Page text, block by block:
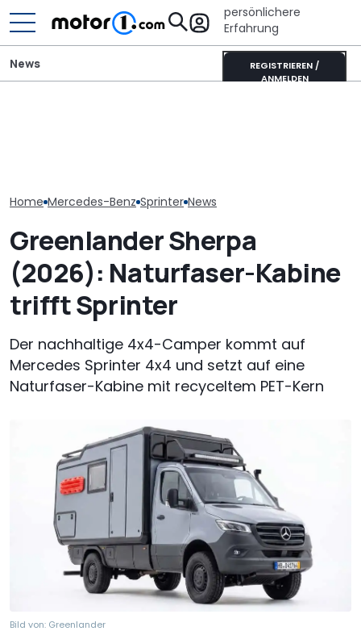
persönlichere
Erfahrung
REGISTRIEREN /
ANMELDEN
News
Home Mercedes-Benz Sprinter News
Greenlander Sherpa
(2026): Naturfaser-Kabine
trifft Sprinter
Der nachhaltige 4x4-Camper kommt auf
Mercedes Sprinter 4x4 und setzt auf eine
Naturfaser-Kabine mit recyceltem PET-Kern
Bild von: Greenlander